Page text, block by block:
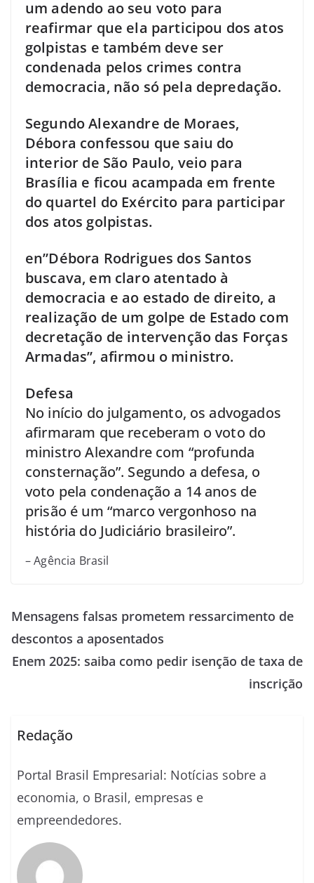
um adendo ao seu voto para
reafirmar que ela participou dos atos
golpistas e também deve ser
condenada pelos crimes contra
democracia, não só pela depredação.
Segundo Alexandre de Moraes,
Débora confessou que saiu do
interior de São Paulo, veio para
Brasília e ficou acampada em frente
do quartel do Exército para participar
dos atos golpistas.
en”Débora Rodrigues dos Santos
buscava, em claro atentado à
democracia e ao estado de direito, a
realização de um golpe de Estado com
decretação de intervenção das Forças
Armadas”, afirmou o ministro.
Defesa
No início do julgamento, os advogados
afirmaram que receberam o voto do
ministro Alexandre com “profunda
consternação”. Segundo a defesa, o
voto pela condenação a 14 anos de
prisão é um “marco vergonhoso na
história do Judiciário brasileiro”.
– Agência Brasil
Mensagens falsas prometem ressarcimento de
descontos a aposentados
Enem 2025: saiba como pedir isenção de taxa de
inscrição
Redação
Portal Brasil Empresarial: Notícias sobre a
economia, o Brasil, empresas e
empreendedores.